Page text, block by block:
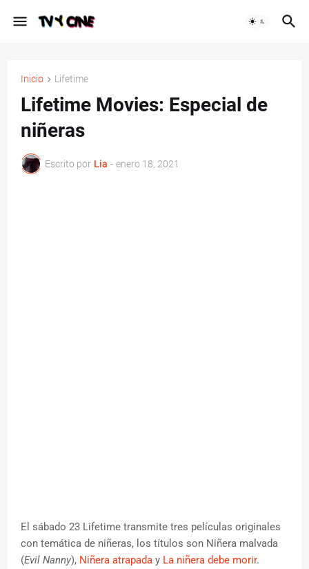
Inicio Lifetime
Lifetime Movies: Especial de
niñeras
Escrito por Lia - enero 18, 2021
El sábado 23 Lifetime transmite tres películas originales
con temática de niñeras, los títulos son Niñera malvada
(Evil Nanny), Niñera atrapada y La niñera debe morir.